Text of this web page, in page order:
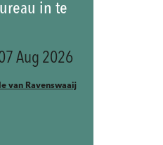
in te
Aug 2026
van Ravenswaaij